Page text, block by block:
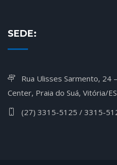
SEDE:
Rua Ulisses Sarmento, 24
Center, Praia do Suá, Vitória/
(27) 3315-5125 / 3315-